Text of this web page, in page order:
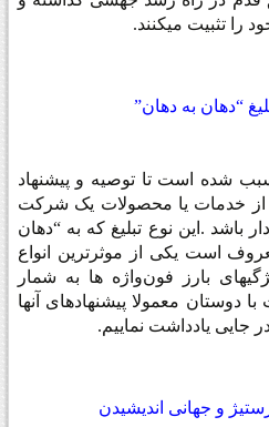
را تثبیت میکنند.
“دهان به دهان”
شده است تا توصیه و پیشنهاد
از خدمات یا محصولات یک شرکت
باشد . این نوع تبلیغ که به “دهان
است یکی از موثرترین انواع
بارز فون‌واژه ها به شمار
دوستان معمولا پیشنهادهای آنها
جایی یادداشت نماییم.
و جهانی اندیشیدن